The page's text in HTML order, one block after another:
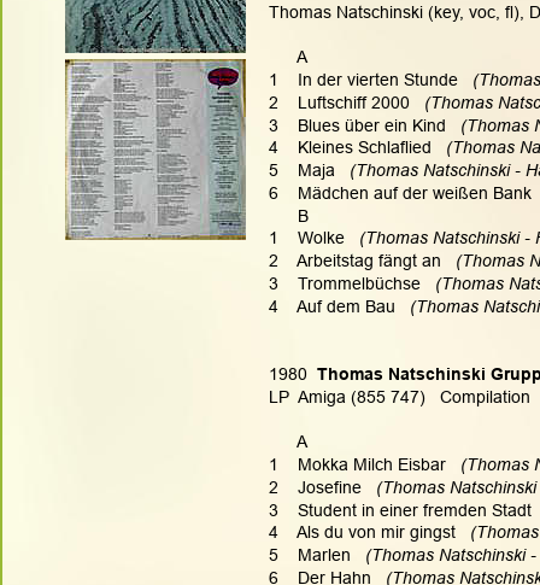
Thomas Natschinski (key, voc, fl),
      A
1    In der vierten Stunde
2    Luftschiff 2000
(Thomas
3    Blues über ein Kind
(Thomas
4    Kleines Schlaflied (Thomas
5    Maja (Thomas Natschinski -
6    Mädchen auf der weißen Bank
      B
1    Wolke
(Thomas Natschinski -
2    Arbeitstag fängt an (Thomas
3    Trommelbüchse
(Thomas
4    Auf dem Bau
(Thomas
1980
Thomas Natschinski
LP  Amiga (855 747)   Compilation
      A
1    Mokka Milch Eisbar (Thomas
2    Josefine (Thomas
3    Student in einer fremden Stadt
4    Als du von mir gingst
5    Marlen
(Thomas Natschinski
6    Der Hahn (Thomas